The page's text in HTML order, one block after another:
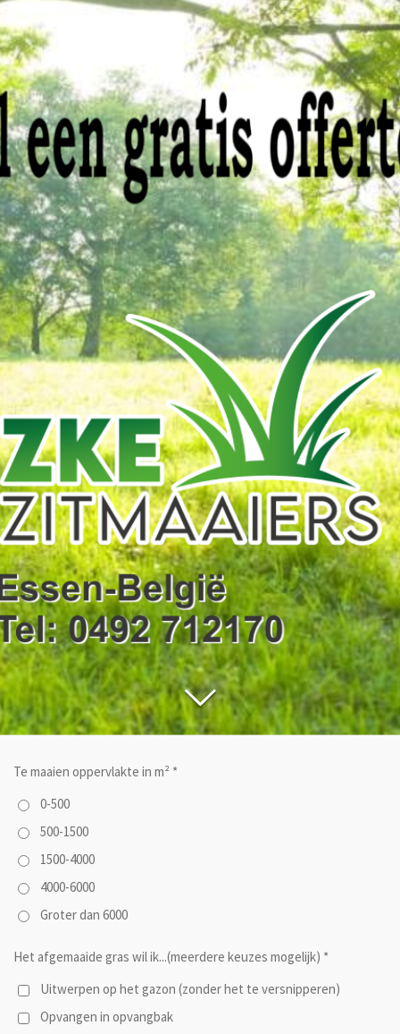
Te maaien oppervlakte in m² *
0-500
500-1500
1500-4000
4000-6000
Groter dan 6000
Het afgemaaide gras wil ik...(meerdere keuzes mogelijk) *
Uitwerpen op het gazon (zonder het te versnipperen)
Opvangen in opvangbak